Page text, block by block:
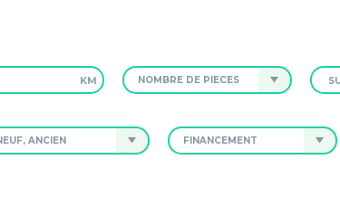
KM NOMBRE DE PIÈCES
ANCIEN FINANCEMENT